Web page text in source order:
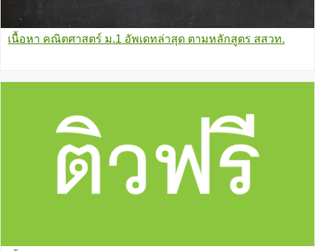
เนื้อหา คณิตศาสตร์ ม.1 อัพเดทล่าสุด ตามหลักสูตร สสวท.